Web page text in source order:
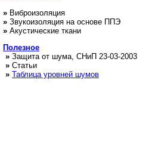
» Виброизоляция
» Звукоизоляция на основе ППЭ
» Акустические ткани
Полезное
» Защита от шума, СНиП 23-03-2003
» Статьи
» Таблица уровней шумов